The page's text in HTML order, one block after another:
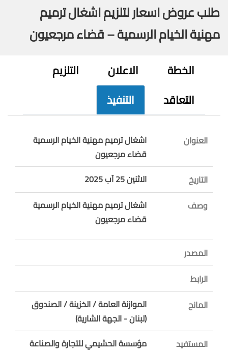
طلب عروض اسعار لتلزيم اشغال ترميم
مهنية الخيام الرسمية – قضاء مرجعيون
الخطة الاعلان
التلزيم
التعاقد
التنفيذ
العنوان
اشغال ترميم مهنية الخيام الرسمية
قضاء مرجعيون
التاريخ
الاثنين 25 آب 2025
وصف
اشغال ترميم مهنية الخيام الرسمية
قضاء مرجعيون
المصدر
الرابط
المانح
الموازنة العامة / الخزينة / الصندوق
(لبنان - الجهة الشارية)
المستفيد
مؤسسة الحشيمي للتجارة والصناعة